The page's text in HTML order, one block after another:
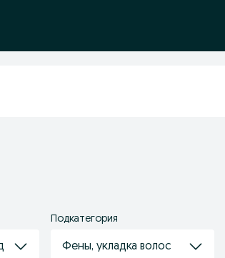
Подкатегория
Фены, укладка волос